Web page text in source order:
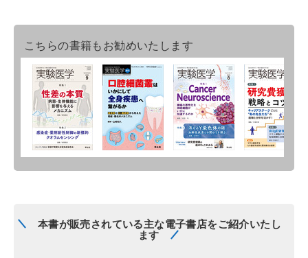
こちらの書籍もお勧めいたします
本書が販売されている主な電子書店をご紹介いたし
ます